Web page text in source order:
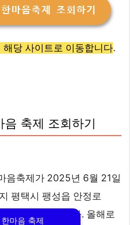
마음 축제
마음축제 조회하기
당 사이트로 이동합니다.
음 축제 조회하기
음축제가 2025년 6월 21일
평택시 팽성읍 안정로
)에서 개최됩니다. 올해로